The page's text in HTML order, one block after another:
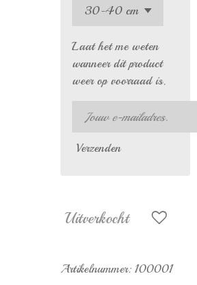
Laat het me weten
wanneer dit product
weer op voorraad is.
Verzenden
Uitverkocht
Artikelnummer: 100001